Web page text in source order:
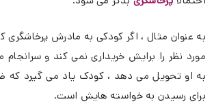
به عنوان مثال ، اگر کودکی به مادرش پرخاشگری
مورد نظر را برایش خریداری نمی کند و سرانجام
به او تحویل می دهد ، کودک یاد می گیرد که
برای رسیدن به خواسته هایش است.